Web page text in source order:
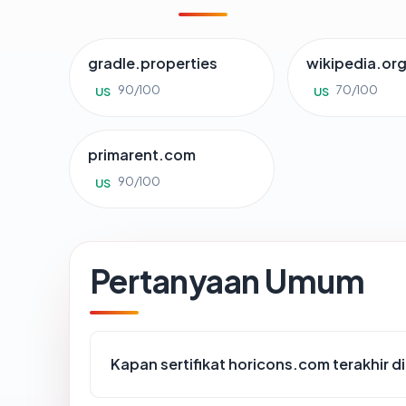
gradle.properties
US 90/100 US 70/100
primarent.com
US 90/100
Pertanyaan Umum
Kapan sertifikat horicons.com terakhir